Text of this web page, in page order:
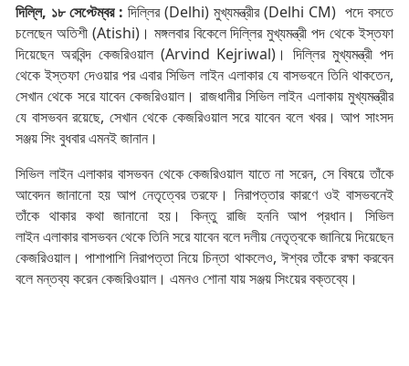
দিল্লি, ১৮ সেপ্টেম্বর : দিল্লির (Delhi) মুখ্যমন্ত্রীর (Delhi CM) পদে বসতে
চলেছেন অতিশী (Atishi)। মঙ্গলবার বিকেলে দিল্লির মুখ্যমন্ত্রী পদ থেকে ইস্তফা
দিয়েছেন অরবিন্দ কেজরিওয়াল (Arvind Kejriwal)। দিল্লির মুখ্যমন্ত্রী পদ
থেকে ইস্তফা দেওয়ার পর এবার সিভিল লাইন এলাকার যে বাসভবনে তিনি থাকতেন,
সেখান থেকে সরে যাবেন কেজরিওয়াল। রাজধানীর সিভিল লাইন এলাকায় মুখ্যমন্ত্রীর
যে বাসভবন রয়েছে, সেখান থেকে কেজরিওয়াল সরে যাবেন বলে খবর। আপ সাংসদ
সঞ্জয় সিং বুধবার এমনই জানান।
সিভিল লাইন এলাকার বাসভবন থেকে কেজরিওয়াল যাতে না সরেন, সে বিষয়ে তাঁকে
আবেদন জানানো হয় আপ নেতৃত্বের তরফে। নিরাপত্তার কারণে ওই বাসভবনেই
তাঁকে থাকার কথা জানানো হয়। কিন্তু রাজি হননি আপ প্রধান। সিভিল
লাইন এলাকার বাসভবন থেকে তিনি সরে যাবেন বলে দলীয় নেতৃত্বকে জানিয়ে দিয়েছেন
কেজরিওয়াল। পাশাপাশি নিরাপত্তা নিয়ে চিন্তা থাকলেও, ঈশ্বর তাঁকে রক্ষা করবেন
বলে মন্তব্য করেন কেজরিওয়াল। এমনও শোনা যায় সঞ্জয় সিংয়ের বক্তব্যে।